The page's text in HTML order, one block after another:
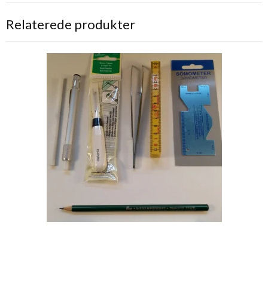
Relaterede produkter